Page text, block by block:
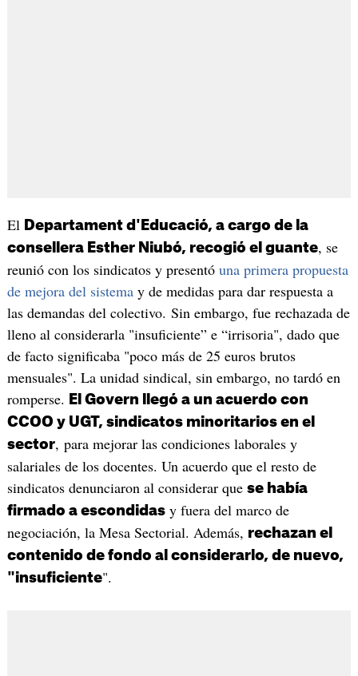
El Departament d'Educació, a cargo de la
consellera Esther Niubó, recogió el guante, se
reunió con los sindicatos y presentó una primera propuesta
de mejora del sistemay de medidas para dar respuesta a
las demandas del colectivo. Sin embargo, fue rechazada de
lleno al considerarla "insuficiente” e “irrisoria", dado que
de facto significaba "poco más de 25 euros brutos
mensuales". La unidad sindical, sin embargo, no tardó en
romperse.
El Govern llegó a un acuerdo con
CCOO y UGT, sindicatos minoritarios en el
sector, para mejorar las condiciones laborales y
salariales de los docentes. Un acuerdo que el resto de
sindicatos denunciaron al considerar que se había
firmado a escondidasy fuera del marco de
negociación, la Mesa Sectorial. Además, rechazan el
contenido de fondo al considerarlo, de nuevo,
"insuficiente".